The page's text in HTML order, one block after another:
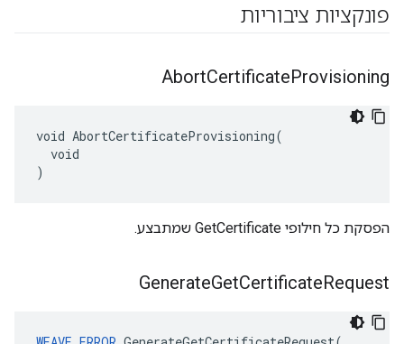
פונקציות ציבוריות
AbortCertificateProvisioning
void AbortCertificateProvisioning(
  void
)
הפסקת כל חילופי GetCertificate שמתבצע.
GenerateGetCertificateRequest